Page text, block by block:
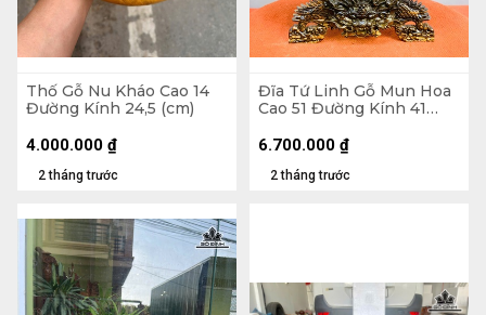
Thố Gỗ Nu Kháo Cao 14
Đường Kính 24,5 (cm)
2 tháng trước
4.000.000 ₫
Đĩa Tứ Linh Gỗ Mun Hoa
Cao 51 Đường Kính 41
2 tháng trước
6.700.000 ₫